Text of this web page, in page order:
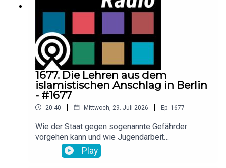
1677. Die Lehren aus dem
islamistischen Anschlag in Berlin
- #1677
20:40 | Mittwoch, 29. Juli 2026 | Ep. 1677
Wie der Staat gegen sogenannte Gefährder
vorgehen kann und wie Jugendarbeit
gegensteuert: Der inzwischen getötete 21-jährige
Verdächtige, ein deutscher Staatsbürger mit
Play